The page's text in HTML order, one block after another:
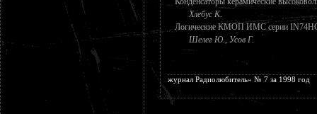
Хлебус К.
Логические КМОП ИМС серии
Шелег Ю., Усов Г.
журнал Радиолюбитель» № 7 за 1998 год